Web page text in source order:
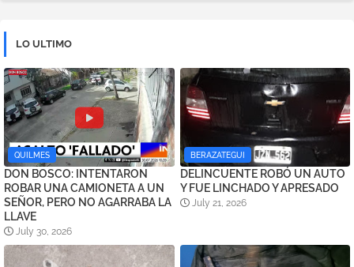
LO ULTIMO
QUILMES
DON BOSCO: INTENTARON
ROBAR UNA CAMIONETA A UN
SEÑOR, PERO NO AGARRABA LA
LLAVE
July 30, 2026
BERAZATEGUI
DELINCUENTE ROBÓ UN AUTO
Y FUE LINCHADO Y APRESADO
July 21, 2026